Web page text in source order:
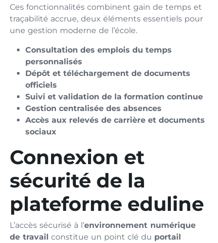
Ces fonctionnalités combinent gain de temps et
traçabilité accrue, deux éléments essentiels pour
une gestion moderne de l’école.
Consultation des emplois du temps
personnalisés
Dépôt et téléchargement de documents
officiels
Suivi et validation de la formation continue
Gestion centralisée des absences
Accès aux relevés de carrière et documents
sociaux
Connexion et
sécurité de la
plateforme eduline
L’accès sécurisé à l’environnement numérique
de travail constitue un point clé du portail